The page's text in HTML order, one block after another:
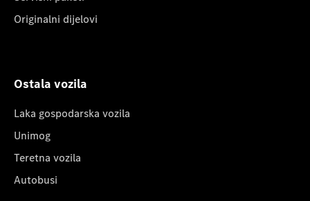
Originalni dijelovi
Ostala vozila
Laka gospodarska vozila
Unimog
Teretna vozila
Autobusi